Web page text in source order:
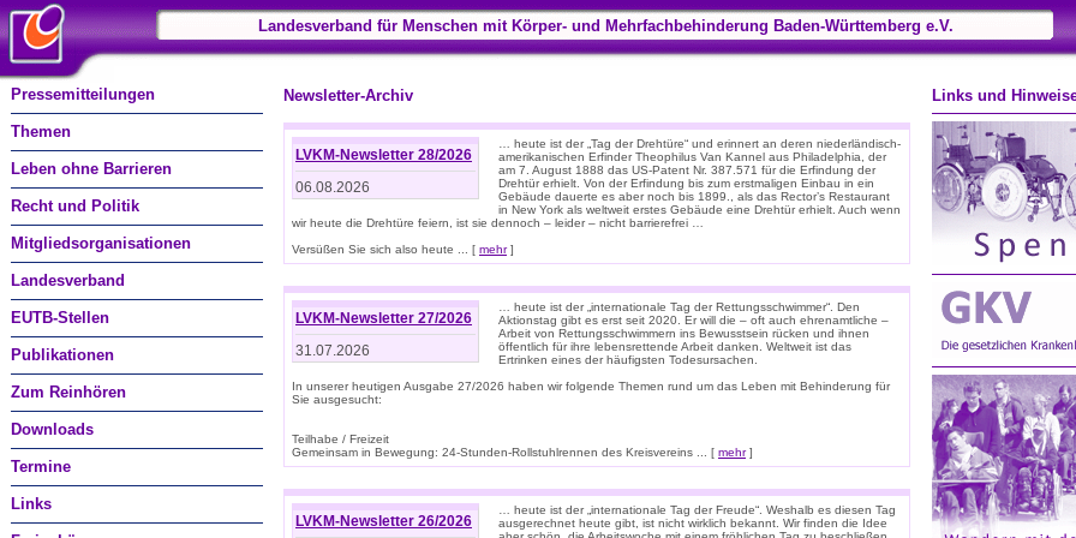
Landesverband für Menschen mit Körper- und Mehrfachbehinderung Baden-Württemberg e.V.
Pressemitteilungen
Themen
Leben ohne Barrieren
Recht und Politik
Mitgliedsorganisationen
Landesverband
EUTB-Stellen
Publikationen
Zum Reinhören
Downloads
Termine
Links
Newsletter-Archiv
LVKM-Newsletter 28/2026
06.08.2026
… heute ist der „Tag der Drehtüre“ und erinnert an deren niederländisch-
amerikanischen Erfinder Theophilus Van Kannel aus Philadelphia, der
am 7. August 1888 das US-Patent Nr. 387.571 für die Erfindung der
Drehtür erhielt. Von der Erfindung bis zum erstmaligen Einbau in ein
Gebäude dauerte es aber noch bis 1899., als das Rector’s Restaurant
in New York als weltweit erstes Gebäude eine Drehtür erhielt. Auch wenn
wir heute die Drehtüre feiern, ist sie dennoch – leider – nicht barrierefrei …
Versüßen Sie sich also heute ... [ mehr]
LVKM-Newsletter 27/2026
31.07.2026
… heute ist der „internationale Tag der Rettungsschwimmer“. Den
Aktionstag gibt es erst seit 2020. Er will die – oft auch ehrenamtliche –
Arbeit von Rettungsschwimmern ins Bewusstsein rücken und ihnen
öffentlich für ihre lebensrettende Arbeit danken. Weltweit ist das
Ertrinken eines der häufigsten Todesursachen.
In unserer heutigen Ausgabe 27/2026 haben wir folgende Themen rund um das Leben mit Behinderung für
Sie ausgesucht:
Teilhabe / Freizeit
Gemeinsam in Bewegung: 24-Stunden-Rollstuhlrennen des Kreisvereins ... [ mehr]
LVKM-Newsletter 26/2026
… heute ist der „internationale Tag der Freude“. Weshalb es diesen Tag
ausgerechnet heute gibt, ist nicht wirklich bekannt. Wir finden die Idee
Links und